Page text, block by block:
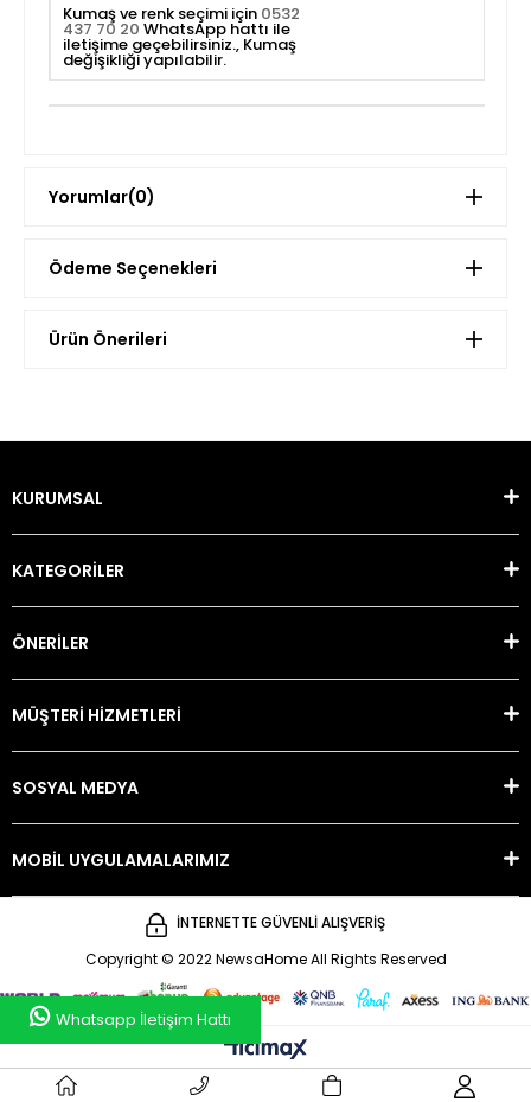
Kumaş ve renk seçimi için 0532
437 70 20 WhatsApp hattı ile
iletişime geçebilirsiniz. Kumaş
değişikliği yapılabilir.
Yorumlar(0)
Ödeme Seçenekleri
Ürün Önerileri
KURUMSAL
KATEGORİLER
ÖNERİLER
MÜŞTERİ HİZMETLERİ
SOSYAL MEDYA
MOBİL UYGULAMALARIMIZ
İNTERNETTE GÜVENLİ ALIŞVERİŞ
Copyright © 2022 NewsaHome All Rights Reserved
Whatsapp İletişim Hattı